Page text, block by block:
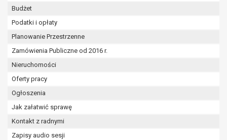
Budżet
Podatki i opłaty
Planowanie Przestrzenne
Zamówienia Publiczne od 2016 r.
Nieruchomości
Oferty pracy
Ogłoszenia
Jak załatwić sprawę
Kontakt z radnymi
Zapisy audio sesji